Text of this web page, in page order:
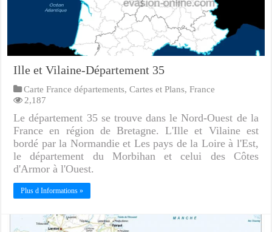
Ille et Vilaine-Département 35
Carte France départements,Cartes et Plans,France
2,187
Le département 35 se trouve dans le Nord-Ouest de la
France en région de Bretagne. L'Ille et Vilaine est
bordé par la Normandie et Les pays de la Loire à l'Est,
le département du Morbihan et celui des Côtes
d'Armor à l'Ouest.
Plus d Informations »